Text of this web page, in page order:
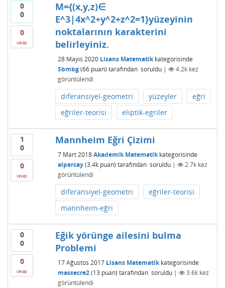
0
0
0
cevap
M={(x,y,z)∈
E^3|4x^2+y^2+z^2=1}yüzeyinin
noktalarının karakterini
belirleyiniz.
28 Mayıs 2020 Lisans Matematikkategorisinde
Sbmbg (66puan) tarafından soruldu | 4.2kkez
görüntülendi
diferansiyel-geometri yüzeyler
eğri
eğriler-teorisi
eliptik-egriler
1
0
0
cevap
Mannheim Eğri Çizimi
7 Mart 2018 Akademik Matematikkategorisinde
alpercay (3.4kpuan) tarafından soruldu | 2.7kkez
görüntülendi
diferansiyel-geometri
eğriler-teorisi
mannheim-eğri
0
0
0
cevap
Eğik yörünge ailesini bulma
Problemi
17 Ağustos 2017 Lisans Matematikkategorisinde
massecre2 (13 puan) tarafından soruldu | 3.6kkez
görüntülendi